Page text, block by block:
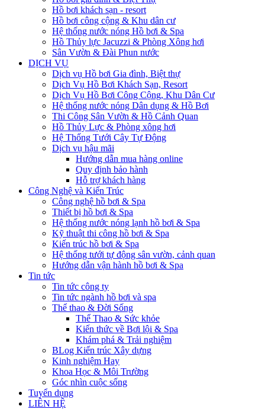
Hồ bơi khách sạn - resort
Hồ bơi công cộng & Khu dân cư
Hệ thống nước nóng Hồ bơi & Spa
Hồ Thủy lực Jacuzzi & Phòng Xông hơi
Sân Vườn & Đài Phun nước
DỊCH VỤ
Dịch vụ Hồ bơi Gia đình, Biệt thự
Dịch Vụ Hồ Bơi Khách Sạn, Resort
Dịch Vụ Hồ Bơi Công Cộng, Khu Dân Cư
Hệ thống nước nóng Dân dụng & Hồ Bơi
Thi Công Sân Vườn & Hồ Cảnh Quan
Hồ Thủy Lực & Phòng xông hơi
Hệ Thống Tưới Cây Tự Động
Dịch vụ hậu mãi
Hướng dẫn mua hàng online
Quy định bảo hành
Hỗ trợ khách hàng
Công Nghệ và Kiến Trúc
Công nghệ hồ bơi & Spa
Thiết bị hồ bơi & Spa
Hệ thống nước nóng lạnh hồ bơi & Spa
Kỹ thuật thi công hồ bơi & Spa
Kiến trúc hồ bơi & Spa
Hệ thống tưới tự động sân vườn, cảnh quan
Hướng dẫn vận hành hồ bơi & Spa
Tin tức
Tin tức công ty
Tin tức ngành hồ bơi và spa
Thể thao & Đời Sống
Thể Thao & Sức khỏe
Kiến thức về Bơi lội & Spa
Khám phá & Trải nghiệm
BLog Kiến trúc Xây dựng
Kinh nghiệm Hay
Khoa Học & Môi Trường
Góc nhìn cuộc sống
Tuyển dụng
LIÊN HỆ